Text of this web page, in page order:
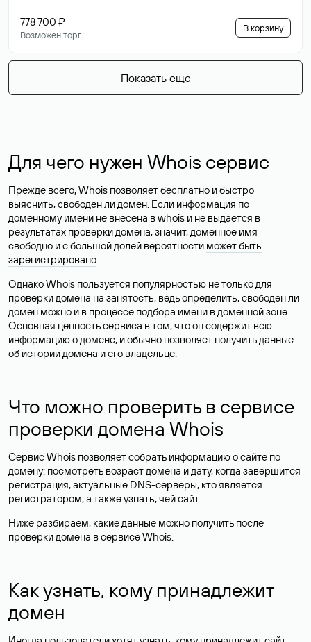
778 700 ₽
Возможен торг
В корзину
Показать еще
Для чего нужен Whois сервис
Прежде всего, Whois позволяет бесплатно и быстро
выяснить, свободен ли домен. Если информация по
доменному имени не внесена в whois и не выдается в
результатах проверки домена, значит, доменное имя
свободно и с большой долей вероятности может быть
зарегистрировано.
Однако Whois пользуется популярностью не только для
проверки домена на занятость, ведь определить, свободен ли
домен можно и в процессе подбора имени в доменной зоне.
Основная ценность сервиса в том, что он содержит всю
информацию о домене, и обычно позволяет получить данные
об истории домена и его владельце.
Что можно проверить в сервисе
проверки домена Whois
Сервис Whois позволяет собрать информацию о сайте по
домену: посмотреть возраст домена и дату, когда завершится
регистрация, актуальные DNS-серверы, кто является
регистратором, а также узнать, чей сайт.
Ниже разбираем, какие данные можно получить после
проверки домена в сервисе Whois.
Как узнать, кому принадлежит
домен